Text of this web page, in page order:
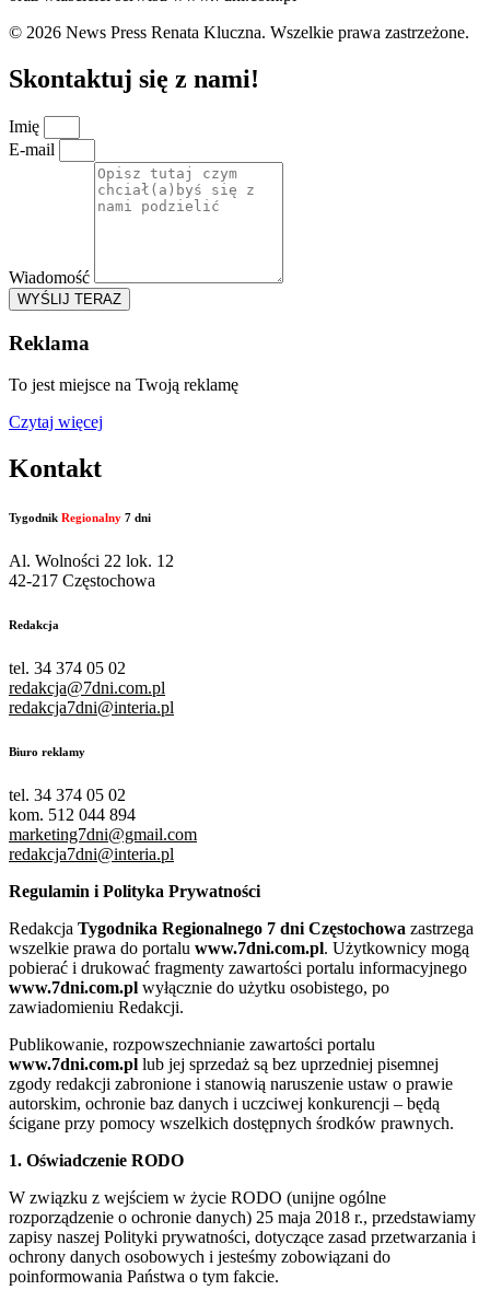
© 2026 News Press Renata Kluczna. Wszelkie prawa zastrzeżone.
Skontaktuj się z nami!
Imię
E-mail
Wiadomość
WYŚLIJ TERAZ
Reklama
To jest miejsce na Twoją reklamę
Czytaj więcej
Kontakt
Tygodnik Regionalny 7 dni
Al. Wolności 22 lok. 12
42-217 Częstochowa
Redakcja
tel. 34 374 05 02
redakcja@7dni.com.pl
redakcja7dni@interia.pl
Biuro reklamy
tel. 34 374 05 02
kom. 512 044 894
marketing7dni@gmail.com
redakcja7dni@interia.pl
Regulamin i Polityka Prywatności
Redakcja Tygodnika Regionalnego 7 dni Częstochowa zastrzega
wszelkie prawa do portalu www.7dni.com.pl. Użytkownicy mogą
pobierać i drukować fragmenty zawartości portalu informacyjnego
www.7dni.com.pl wyłącznie do użytku osobistego, po
zawiadomieniu Redakcji.
Publikowanie, rozpowszechnianie zawartości portalu
www.7dni.com.pl lub jej sprzedaż są bez uprzedniej pisemnej
zgody redakcji zabronione i stanowią naruszenie ustaw o prawie
autorskim, ochronie baz danych i uczciwej konkurencji – będą
ścigane przy pomocy wszelkich dostępnych środków prawnych.
1. Oświadczenie RODO
W związku z wejściem w życie RODO (unijne ogólne
rozporządzenie o ochronie danych) 25 maja 2018 r., przedstawiamy
zapisy naszej Polityki prywatności, dotyczące zasad przetwarzania i
ochrony danych osobowych i jesteśmy zobowiązani do
poinformowania Państwa o tym fakcie.